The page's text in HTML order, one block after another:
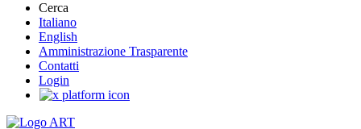
Cerca
Italiano
English
Amministrazione Trasparente
Contatti
Login